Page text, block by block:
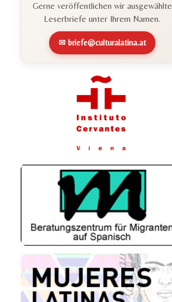
Gerne veröffentlichen wir ausgewählte
Leserbriefe unter Ihrem Namen.
✉ briefe@culturalatina.at